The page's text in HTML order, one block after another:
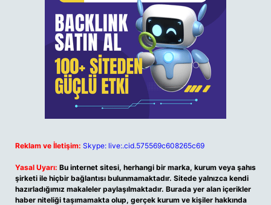
Reklam ve İletişim: Skype: live:.cid.575569c608265c69
Yasal Uyarı: Bu internet sitesi, herhangi bir marka, kurum veya şahıs
şirketi ile hiçbir bağlantısı bulunmamaktadır. Sitede yalnızca kendi
hazırladığımız makaleler paylaşılmaktadır. Burada yer alan içerikler
haber niteliği taşımamakta olup, gerçek kurum ve kişiler hakkında